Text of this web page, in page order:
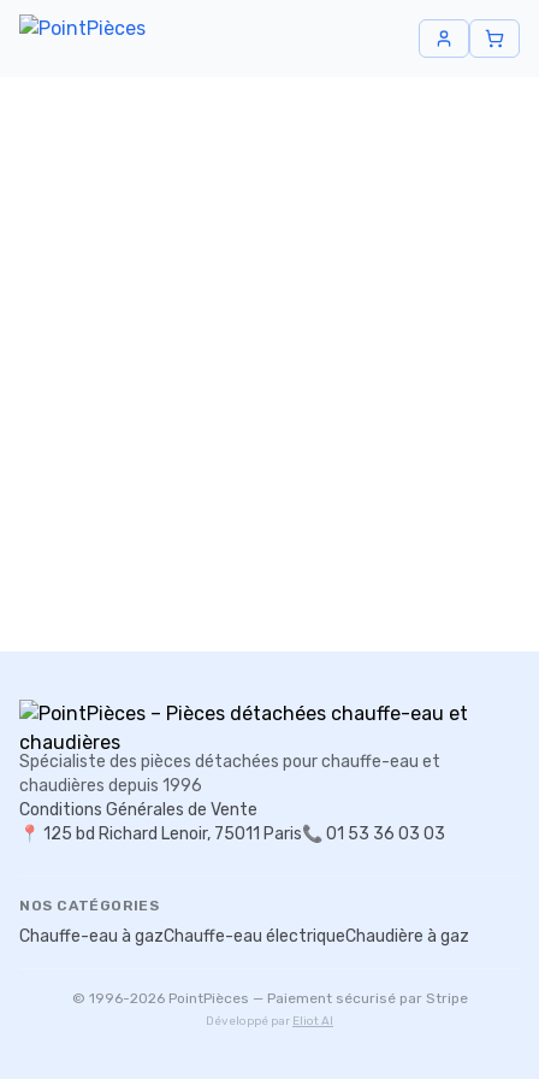
Spécialiste des pièces détachées pour chauffe-eau et
chaudières depuis 1996
Conditions Générales de Vente
📍 125 bd Richard Lenoir, 75011 Paris📞 01 53 36 03 03
NOS CATÉGORIES
Chauffe-eau à gazChauffe-eau électriqueChaudière à gaz
© 1996-2026PointPièces — Paiement sécurisé par Stripe
Développé par Eliot AI